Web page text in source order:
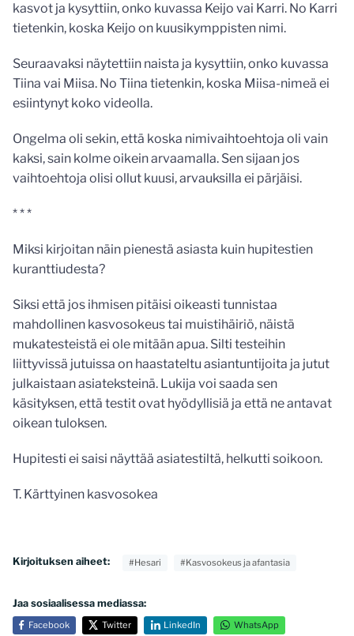
kasvot ja kysyttiin, onko kuvassa Keijo vai Karri. No Karri
tietenkin, koska Keijo on kuusikymppisten nimi.
Seuraavaksi näytettiin naista ja kysyttiin, onko kuvassa
Tiina vai Miisa. No Tiina tietenkin, koska Miisa-nimeä ei
esiintynyt koko videolla.
Ongelma oli sekin, että koska nimivaihtoehtoja oli vain
kaksi, sain kolme oikein arvaamalla. Sen sijaan jos
vaihtoehtoja olisi ollut kuusi, arvauksilla ei pärjäisi.
* * *
Miksi kirjoitan näin pienestä asiasta kuin hupitestien
kuranttiudesta?
Siksi että jos ihmisen pitäisi oikeasti tunnistaa
mahdollinen kasvosokeus tai muistihäiriö, näistä
mukatesteistä ei ole mitään apua. Silti testeihin
liittyvissä jutuissa on haastateltu asiantuntijoita ja jutut
julkaistaan asiateksteinä. Lukija voi saada sen
käsityksen, että testit ovat hyödyllisiä ja että ne antavat
oikean tuloksen.
Hupitesti ei saisi näyttää asiatestiltä, helkutti soikoon.
T. Kärttyinen kasvosokea
Kirjoituksen aiheet: #Hesari #Kasvosokeus ja afantasia
Jaa sosiaalisessa mediassa:
Facebook Twitter LinkedIn WhatsApp